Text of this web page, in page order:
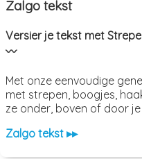
Zalgo tekst
Versier je tekst met
〰️
Met onze eenvoudige
met strepen, boogjes,
ze onder, boven of door
Zalgo tekst ▸▸